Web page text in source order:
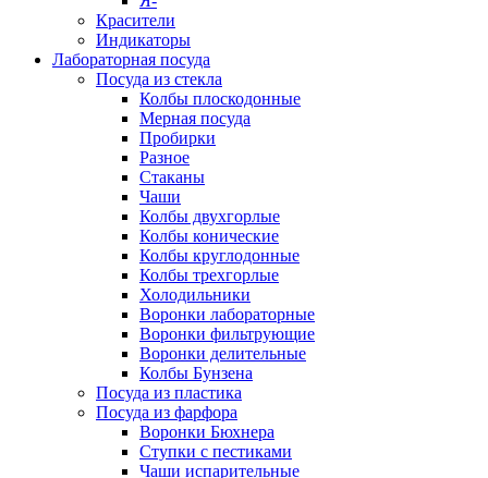
Красители
Индикаторы
Лабораторная посуда
Посуда из стекла
Колбы плоскодонные
Мерная посуда
Пробирки
Разное
Стаканы
Чаши
Колбы двухгорлые
Колбы конические
Колбы круглодонные
Колбы трехгорлые
Холодильники
Воронки лабораторные
Воронки фильтрующие
Воронки делительные
Колбы Бунзена
Посуда из пластика
Посуда из фарфора
Воронки Бюхнера
Ступки с пестиками
Чаши испарительные